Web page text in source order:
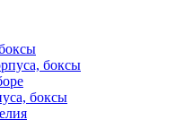
боксы
боксы